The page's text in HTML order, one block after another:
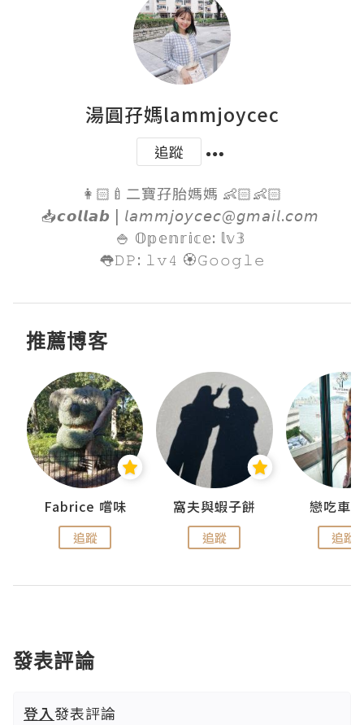
湯圓孖媽lammjoycec
追蹤
👩🏻‍🍼二寶孖胎媽媽 👶🏻👶🏻
📥𝙘𝙤𝙡𝙡𝙖𝙗 | 𝘭𝘢𝘮𝘮𝘫𝘰𝘺𝘤𝘦𝘤@𝘨𝘮𝘢𝘪𝘭.𝘤𝘰𝘮
🍚 𝕆𝕡𝕖𝕟𝕣𝕚𝕔𝕖: 𝕝𝕧𝟛
👅𝙳𝙿: 𝚕𝚟𝟺 🏵𝙶𝚘𝚘𝚐𝚕𝚎
推薦博客
Fabrice 嚐味
追蹤
窩夫與蝦子餅
追蹤
戀吃車
追蹤
發表評論
登入發表評論